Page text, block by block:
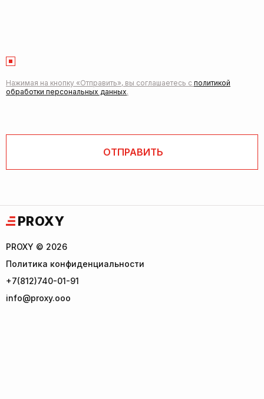
Нажимая на кнопку «Отправить», вы соглашаетесь с политикой
обработки персональных данных.
PROXY
PROXY © 2026
Политика конфиденциальности
+7(812)740-01-91
info@proxy.ooo